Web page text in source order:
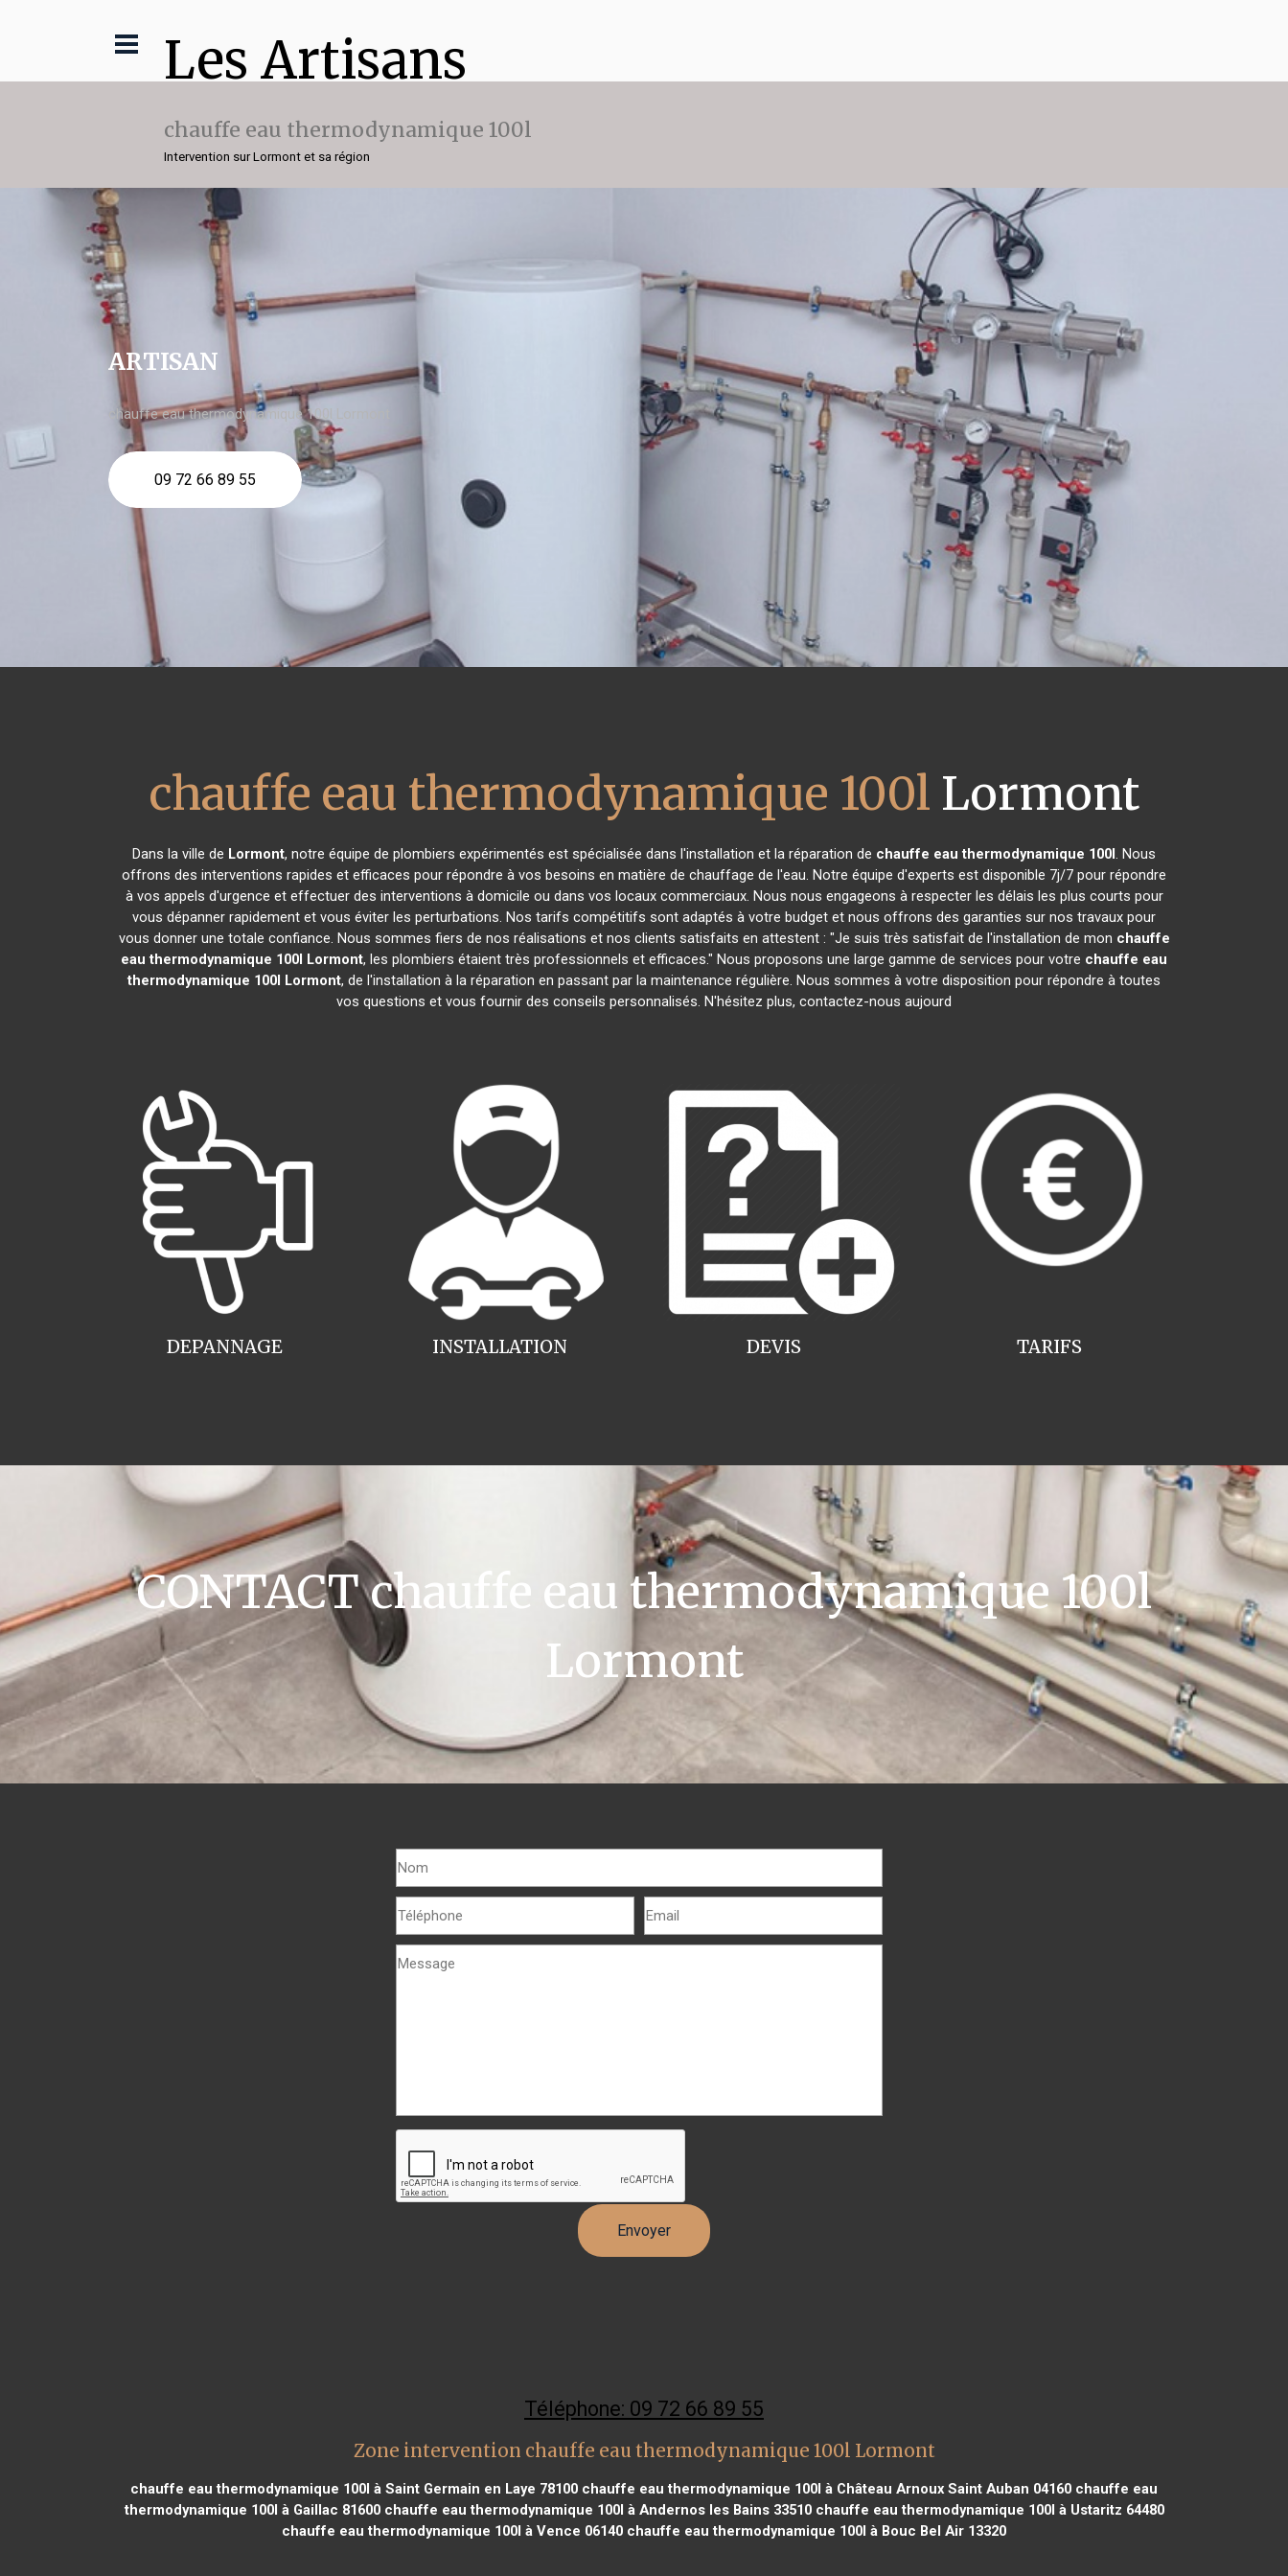
Les Artisans
chauffe eau thermodynamique 100l
Intervention sur Lormont et sa région
ARTISAN
chauffe eau thermodynamique 100l Lormont
09 72 66 89 55
chauffe eau thermodynamique 100l Lormont
Dans la ville de Lormont, notre équipe de plombiers expérimentés est spécialisée dans l'installation et la réparation de chauffe eau thermodynamique 100l. Nous
offrons des interventions rapides et efficaces pour répondre à vos besoins en matière de chauffage de l'eau. Notre équipe d'experts est disponible 7j/7 pour répondre
à vos appels d'urgence et effectuer des interventions à domicile ou dans vos locaux commerciaux. Nous nous engageons à respecter les délais les plus courts pour
vous dépanner rapidement et vous éviter les perturbations. Nos tarifs compétitifs sont adaptés à votre budget et nous offrons des garanties sur nos travaux pour
vous donner une totale confiance. Nous sommes fiers de nos réalisations et nos clients satisfaits en attestent : "Je suis très satisfait de l'installation de mon chauffe
eau thermodynamique 100l Lormont, les plombiers étaient très professionnels et efficaces." Nous proposons une large gamme de services pour votre chauffe eau
thermodynamique 100l Lormont, de l'installation à la réparation en passant par la maintenance régulière. Nous sommes à votre disposition pour répondre à toutes
vos questions et vous fournir des conseils personnalisés. N'hésitez plus, contactez-nous aujourd
INSTALLATION
DEPANNAGE TARIFS
DEVIS
CONTACT chauffe eau thermodynamique 100l
Lormont
Téléphone: 09 72 66 89 55
Zone intervention chauffe eau thermodynamique 100l Lormont
chauffe eau thermodynamique 100l à Saint Germain en Laye 78100 chauffe eau thermodynamique 100l à Château Arnoux Saint Auban 04160 chauffe eau
thermodynamique 100l à Gaillac 81600chauffe eau thermodynamique 100l à Andernos les Bains 33510chauffe eau thermodynamique 100l à Ustaritz 64480
chauffe eau thermodynamique 100l à Vence 06140 chauffe eau thermodynamique 100l à Bouc Bel Air 13320